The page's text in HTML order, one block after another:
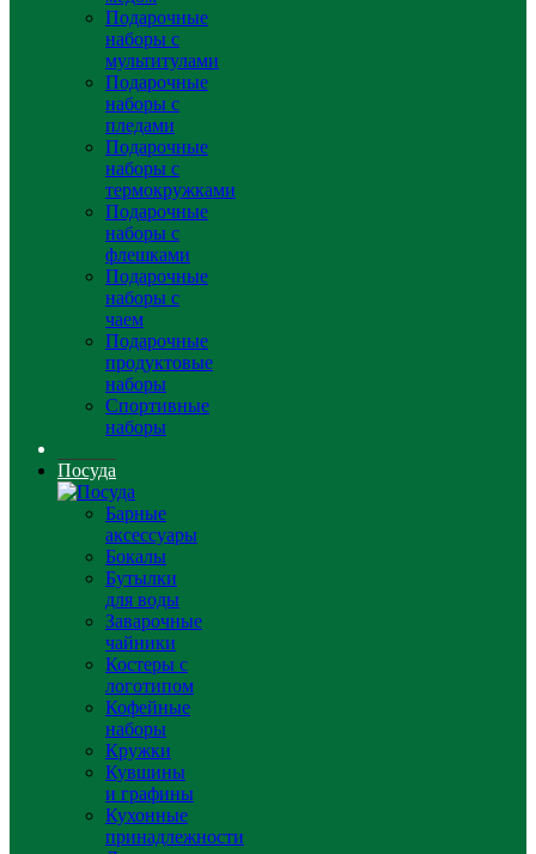
Подарочные
наборы с
мультитулами
Подарочные
наборы с
пледами
Подарочные
наборы с
термокружками
Подарочные
наборы с
флешками
Подарочные
наборы с
чаем
Подарочные
продуктовые
наборы
Спортивные
наборы
Посуда
Барные
аксессуары
Бокалы
Бутылки
для воды
Заварочные
чайники
Костеры с
логотипом
Кофейные
наборы
Кружки
Кувшины
и графины
Кухонные
принадлежности